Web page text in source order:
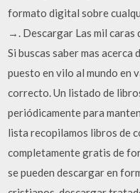
formato digital sobre
→. Descargar Las mil caras
Si buscas saber mas acerca
puesto en vilo al mundo en
correcto. Un listado de
periódicamente para
lista recopilamos libros de
completamente gratis de
se pueden descargar en